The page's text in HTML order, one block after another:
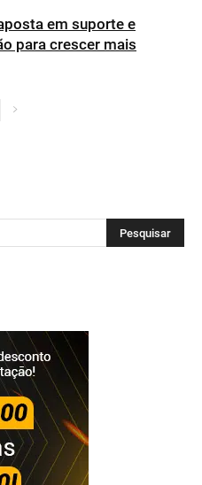
em suporte e
para crescer mais